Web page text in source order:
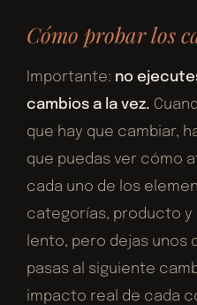
Cómo probar los
Importante: no
cambios a la vez.
que hay que cambiar,
que puedas ver cómo
cada uno de los
categorías, producto y
lento, pero dejas unos
pasas al siguiente
impacto real de cada